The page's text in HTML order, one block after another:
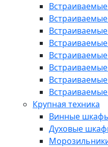
Крупная техника
Винные
Духовые